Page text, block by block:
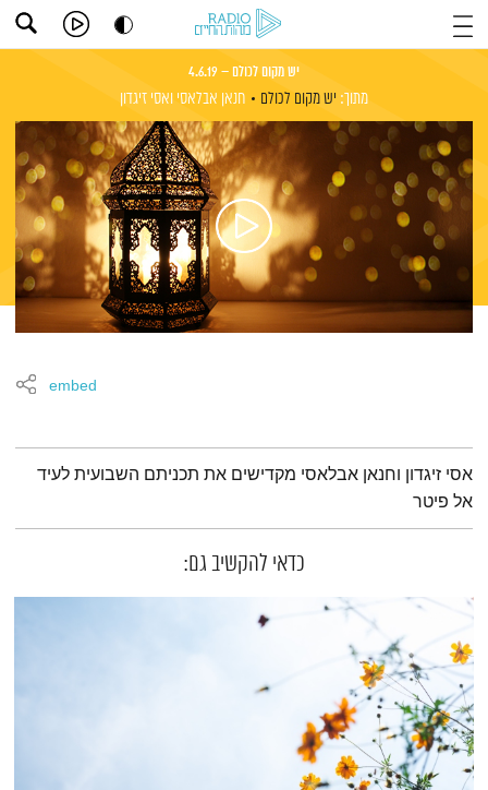
יש מקום לכולם – 4.6.19
מתוך: יש מקום לכולם חנאן אבלאסי ואסי זיגדון
embed
תמצית הפודקאסט
אסי זיגדון וחנאן אבלאסי מקדישים את תכניתם השבועית לעיד
אל פיטר
כדאי להקשיב גם: